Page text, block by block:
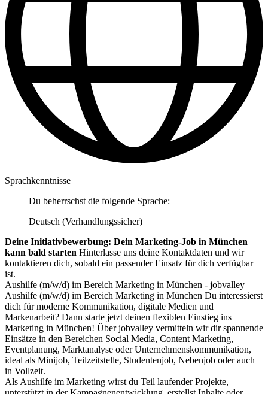
Sprachkenntnisse
Du beherrschst die folgende Sprache:
Deutsch (Verhandlungssicher)
Deine Initiativbewerbung: Dein Marketing-Job in München
kann bald starten Hinterlasse uns deine Kontaktdaten und wir
kontaktieren dich, sobald ein passender Einsatz für dich verfügbar
ist.
Aushilfe (m/w/d) im Bereich Marketing in München - jobvalley
Aushilfe (m/w/d) im Bereich Marketing in München Du interessierst
dich für moderne Kommunikation, digitale Medien und
Markenarbeit? Dann starte jetzt deinen flexiblen Einstieg ins
Marketing in München! Über jobvalley vermitteln wir dir spannende
Einsätze in den Bereichen Social Media, Content Marketing,
Eventplanung, Marktanalyse oder Unternehmenskommunikation,
ideal als Minijob, Teilzeitstelle, Studentenjob, Nebenjob oder auch
in Vollzeit.
Als Aushilfe im Marketing wirst du Teil laufender Projekte,